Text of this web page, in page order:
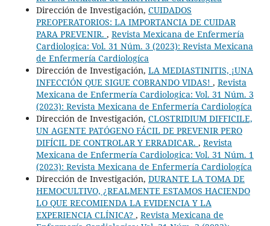
Dirección de Investigación, CUIDADOS
PREOPERATORIOS: LA IMPORTANCIA DE CUIDAR
PARA PREVENIR. , Revista Mexicana de Enfermería
Cardiologica: Vol. 31 Núm. 3 (2023): Revista Mexicana
de Enfermería Cardiologíca
Dirección de Investigación, LA MEDIASTINITIS, ¡UNA
INFECCIÓN QUE SIGUE COBRANDO VIDAS! , Revista
Mexicana de Enfermería Cardiologica: Vol. 31 Núm. 3
(2023): Revista Mexicana de Enfermería Cardiologíca
Dirección de Investigación, CLOSTRIDIUM DIFFICILE,
UN AGENTE PATÓGENO FÁCIL DE PREVENIR PERO
DIFÍCIL DE CONTROLAR Y ERRADICAR. , Revista
Mexicana de Enfermería Cardiologica: Vol. 31 Núm. 1
(2023): Revista Mexicana de Enfermería Cardiologíca
Dirección de Investigación, DURANTE LA TOMA DE
HEMOCULTIVO, ¿REALMENTE ESTAMOS HACIENDO
LO QUE RECOMIENDA LA EVIDENCIA Y LA
EXPERIENCIA CLÍNICA? , Revista Mexicana de